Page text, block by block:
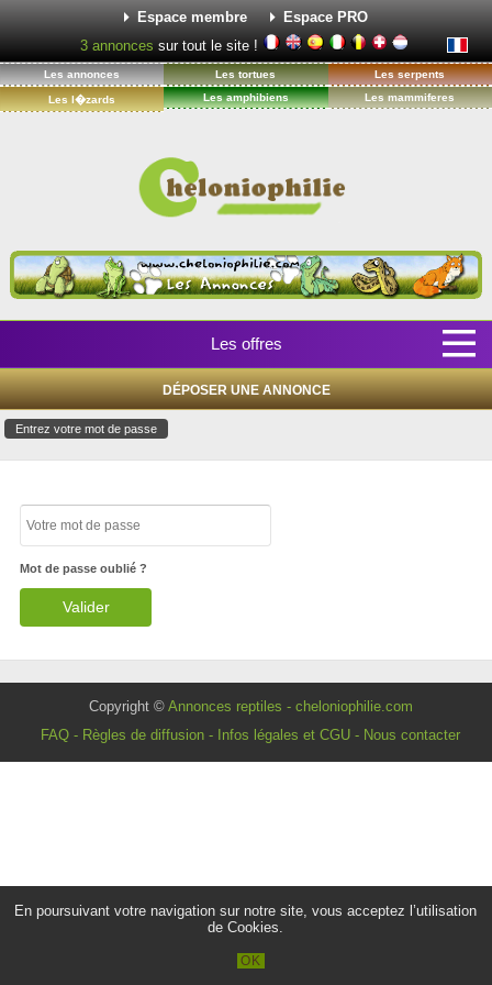
Espace membre
Espace PRO
3 annonces sur tout le site !
Les annonces Les tortues Les serpents
Les l�zards Les amphibiens Les mammiferes
Les offres
DÉPOSER UNE ANNONCE
Entrez votre mot de passe
Mot de passe oublié ?
Copyright © Annonces reptiles - cheloniophilie.com
FAQ - Règles de diffusion - Infos légales et CGU - Nous contacter
En poursuivant votre navigation sur notre site, vous acceptez l’utilisation
de Cookies.
OK